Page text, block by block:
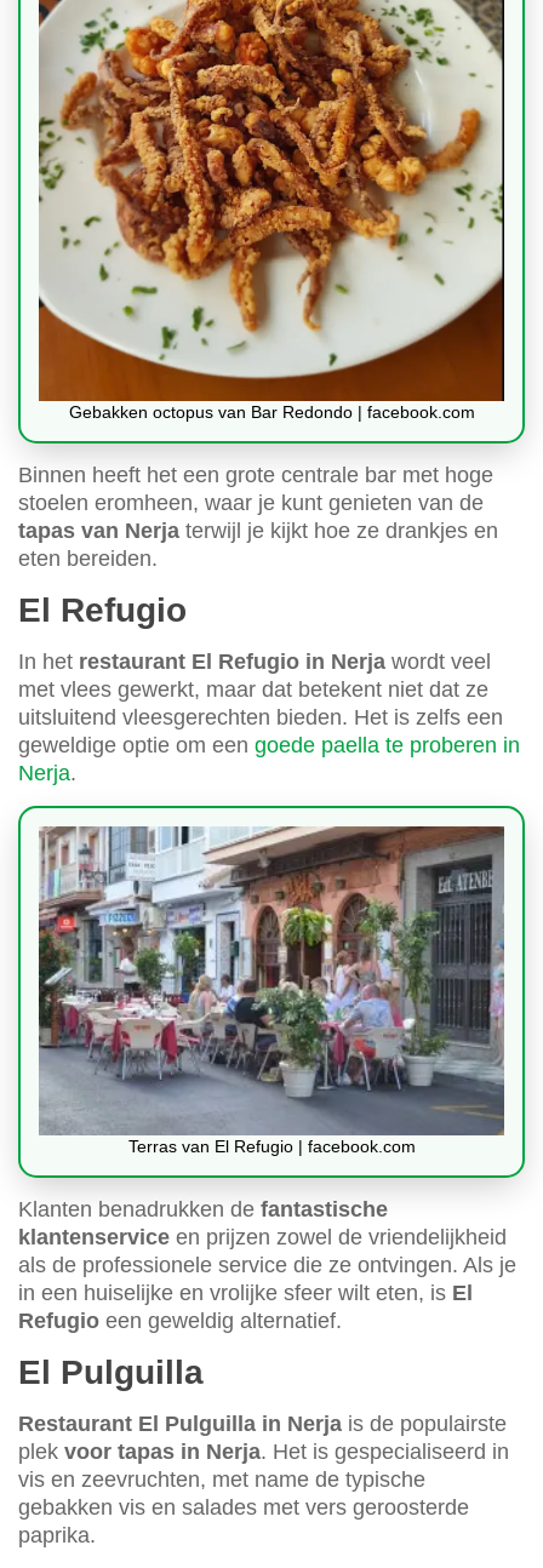
Gebakken octopus van Bar Redondo | facebook.com
Binnen heeft het een grote centrale bar met hoge
stoelen eromheen, waar je kunt genieten van de
tapas van Nerja terwijl je kijkt hoe ze drankjes en
eten bereiden.
El Refugio
In het restaurant El Refugio in Nerja wordt veel
met vlees gewerkt, maar dat betekent niet dat ze
uitsluitend vleesgerechten bieden. Het is zelfs een
geweldige optie om een goede paella te proberen in
Nerja.
Terras van El Refugio | facebook.com
Klanten benadrukken de fantastische
klantenservice en prijzen zowel de vriendelijkheid
als de professionele service die ze ontvingen. Als je
in een huiselijke en vrolijke sfeer wilt eten, is El
Refugio een geweldig alternatief.
El Pulguilla
Restaurant El Pulguilla in Nerja is de populairste
plek voor tapas in Nerja. Het is gespecialiseerd in
vis en zeevruchten, met name de typische
gebakken vis en salades met vers geroosterde
paprika.